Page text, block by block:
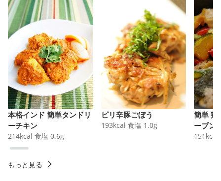
本格インド 簡単タンドリ
ーチキン
214kcal 食塩 0.6g
ピリ辛豚ごぼう
193kcal 食塩 1.0g
簡単 鶏
ーブン
151 kcal
もっと見る